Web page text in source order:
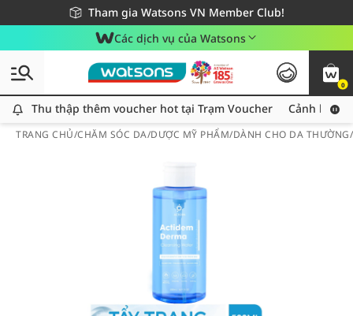
Tham gia Watsons VN Member Club!
Miễn phí giao hàng cho đơn hàng từ 249,000Đ
Giao hàng nhanh 24h - Áp dụng khu vực TP. Hồ Chí Minh
Các dịch vụ của Watsons
0
Thu thập thêm voucher hot tại Trạm Voucher
Thu thập thêm voucher hot tại Trạm Voucher Cảnh báo
TRANG CHỦ/CHĂM SÓC DA/DƯỢC MỸ PHẨM/DÀNH CHO DA